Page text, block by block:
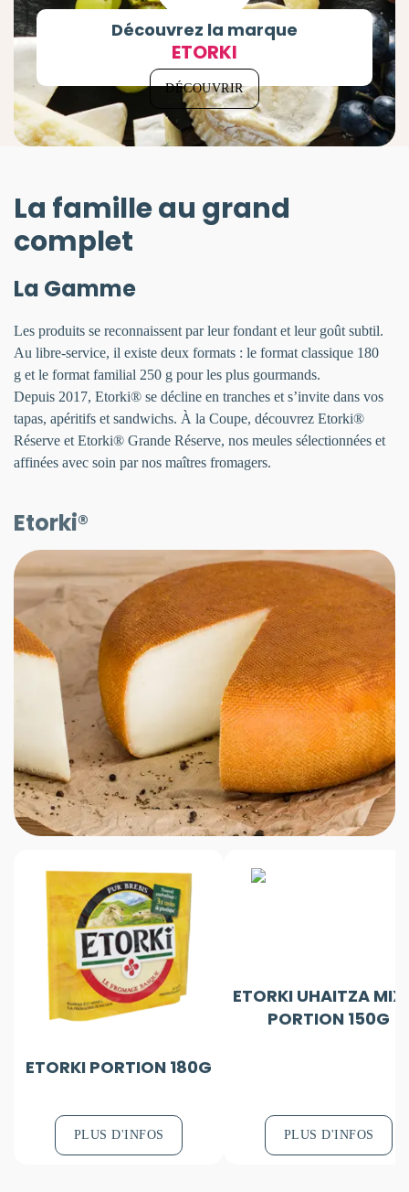
Découvrez la marque
ETORKI
DÉCOUVRIR
La famille au grand
complet
La Gamme
Les produits se reconnaissent par leur fondant et leur goût subtil.
Au libre-service, il existe deux formats : le format classique 180
g et le format familial 250 g pour les plus gourmands.
Depuis 2017, Etorki® se décline en tranches et s’invite dans vos
tapas, apéritifs et sandwichs. À la Coupe, découvrez Etorki®
Réserve et Etorki® Grande Réserve, nos meules sélectionnées et
affinées avec soin par nos maîtres fromagers.
Etorki®
ETORKI PORTION 180G
PLUS D'INFOS
ETORKI UHAITZA
PORTION 150G
PLUS D'INFOS